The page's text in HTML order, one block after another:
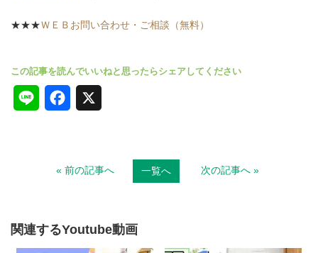
★★★ＷＥＢお問い合わせ・ご相談（無料）
e
o
« 前の記事へ 一覧へ 次の記事へ »
関連するYoutube動画